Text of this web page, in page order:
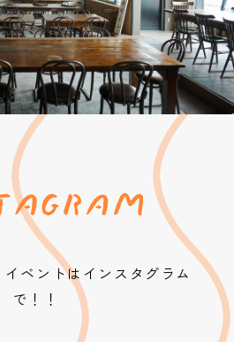
ベントはインスタグラム
で！！